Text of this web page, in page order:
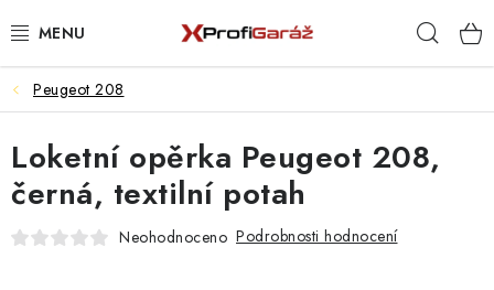
na
REALIZACE & ŘEŠENÍ
AKCE A NOVINKY
VYBAVENÍ PNEUSERVISU
Peugeot 208
Loketní opěrka Peugeot 208,
černá, textilní potah
Neohodnoceno Podrobnosti hodnocení